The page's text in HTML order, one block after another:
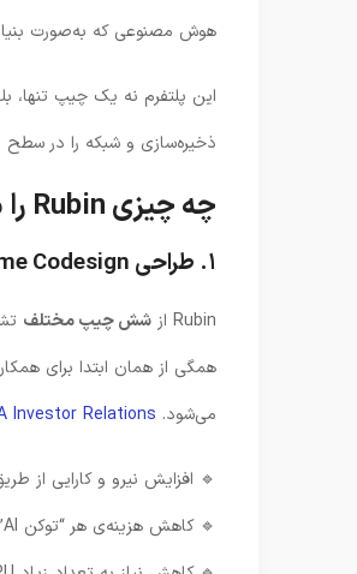
هوش مصنوعی که به‌صورت
این پلتفرم نه یک چیپ تنها،
ذخیره‌سازی و شبکه را در سطح
چه چیزی Rubin را متفاوت کرده است؟
۱. طراحی Extreme Codesign – سخت‌افزار و نرم‌افزار از ابتدا با هم ساخته شده‌اند
Rubin از شش چیپ مختلف
همگی از همان ابتدا برای
می‌شود.
Investor Relations
🔹 افزایش نیرو و کارایی از
🔹 کاهش هزینه‌ی هر “توکن AI” تا